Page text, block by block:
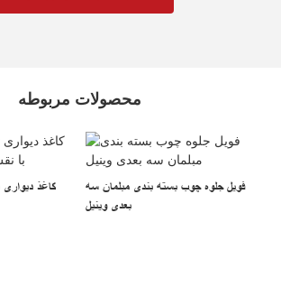
محصولات مربوطه
کاغذ دیواری
فویل جلوه چوب بسته بندی مبلمان سه
بعدی وینیل